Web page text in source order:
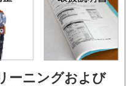
ーニングおよび